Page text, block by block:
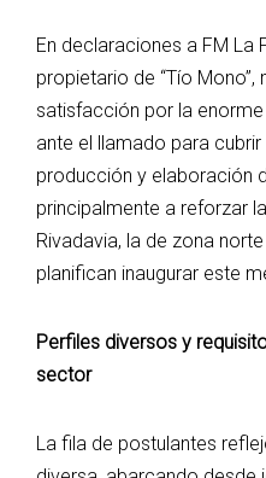
En declaraciones a FM La
propietario de “Tío
satisfacción por la
ante el llamado para
producción y elaboración
principalmente a reforzar
Rivadavia, la de zona
planifican inaugurar este
​Perfiles diversos y
sector
​La fila de postulantes